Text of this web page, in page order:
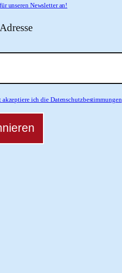
unseren Newsletter an!
akzeptiere ich die Datenschutzbestimmungen